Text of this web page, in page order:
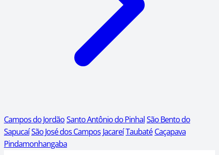
Campos do JordãoSanto Antônio do PinhalSão Bento do
SapucaíSão José dos Campos JacareíTaubaté Caçapava
Pindamonhangaba